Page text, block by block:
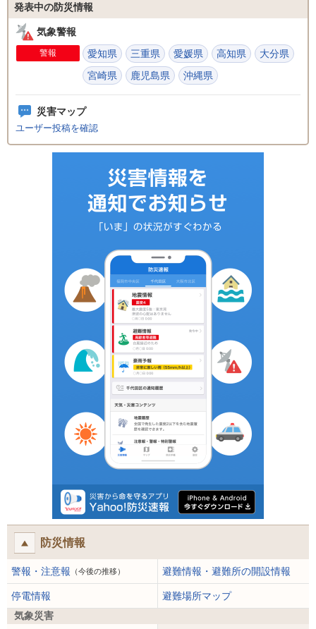
発表中の防災情報
気象警報
警報 愛知県 三重県 愛媛県 高知県
大分県
宮崎県
鹿児島県 沖縄県
災害マップ
ユーザー投稿を確認
防災情報
警報・注意報 （今後の推移） 避難情報・避難所の開設情報
停電情報
避難場所マップ
気象災害